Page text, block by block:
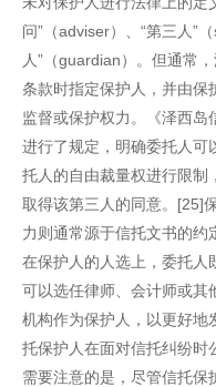
问”（adviser）、“第三人”
人”（guardian）。但通常
条款时指定保护人，并由保
监督或保护权力。《泽西岛
进行了规定，明确委托人可
托人的自由裁量权进行限制
取得该第三人的同意。[25]
力则通常源于信托文书的约
在保护人的人选上，委托人
可以选任律师、会计师或其
机构作为保护人，以更好地
托保护人在面对信托纠纷时
需要注意的是，尽管信托保